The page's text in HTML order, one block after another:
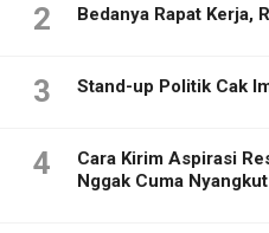
2 Bedanya Rapat Kerja,
3 Stand-up Politik Cak
4
Cara Kirim Aspirasi
Nggak Cuma